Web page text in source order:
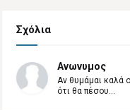
Σχόλια
Ανωνυμος
Αν θυμάμαι καλά
ότι θα πέσου...